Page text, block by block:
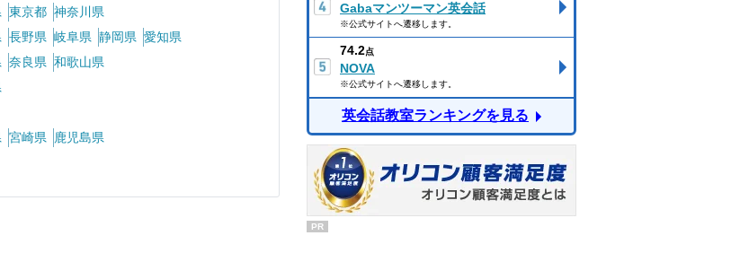
東京都 神奈川県
長野県 岐阜県 静岡県 愛知県
奈良県 和歌山県
宮崎県
鹿児島県
Gabaマンツーマン英会話
※公式サイトへ遷移します。
74.2点
NOVA
※公式サイトへ遷移します。
英会話教室ランキングを見る
PR